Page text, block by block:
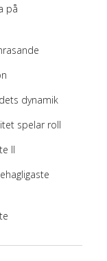
på
dynamik
spelar roll
II